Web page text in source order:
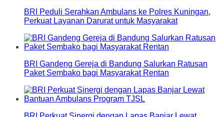
BRI Peduli Serahkan Ambulans ke Polres Kuningan,
Perkuat Layanan Darurat untuk Masyarakat
BRI Gandeng Gereja di Bandung Salurkan Ratusan
Paket Sembako bagi Masyarakat Rentan